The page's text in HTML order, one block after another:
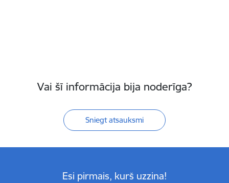
Vai šī informācija bija noderīga?
Sniegt atsauksmi
Esi pirmais, kurš uzzina!